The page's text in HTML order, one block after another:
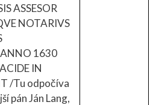
ASSESOR
NOTARIVS
1630
IN
/Tu odpočíva
pán Ján Lang,